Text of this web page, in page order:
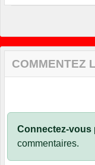
COMMENTEZ
Connectez-vous
commentaires.